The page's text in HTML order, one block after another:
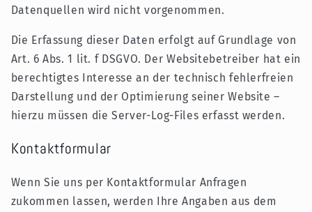
Datenquellen wird nicht vorgenommen.
Die Erfassung dieser Daten erfolgt auf Grundlage von
Art. 6 Abs. 1 lit. f DSGVO. Der Websitebetreiber hat ein
berechtigtes Interesse an der technisch fehlerfreien
Darstellung und der Optimierung seiner Website –
hierzu müssen die Server-Log-Files erfasst werden.
Kontaktformular
Wenn Sie uns per Kontaktformular Anfragen
zukommen lassen, werden Ihre Angaben aus dem